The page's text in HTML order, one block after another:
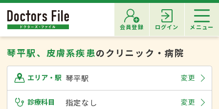
会員登録 ログイン メニュー
琴平駅、皮膚系疾患のクリニック・病院
エリア・駅 琴平駅 変更
診療科目 指定なし 変更